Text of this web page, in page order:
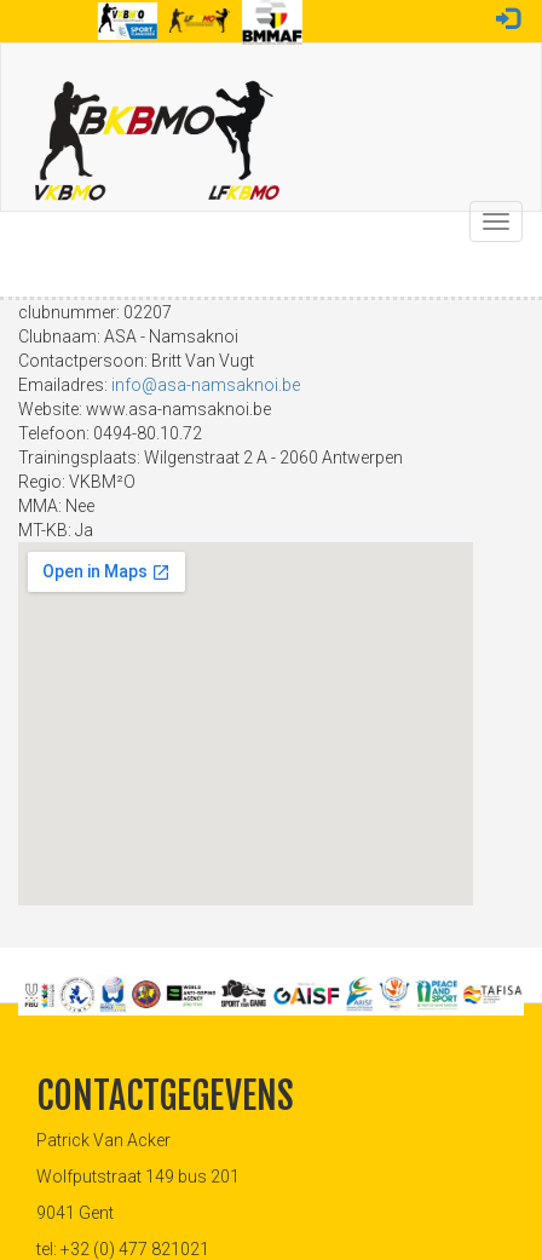
clubnummer: 02207
Clubnaam: ASA - Namsaknoi
Contactpersoon: Britt Van Vugt
Emailadres: info@asa-namsaknoi.be
Website: www.asa-namsaknoi.be
Telefoon: 0494-80.10.72
Trainingsplaats: Wilgenstraat 2 A - 2060 Antwerpen
Regio: VKBM²O
MMA: Nee
MT-KB: Ja
CONTACTGEGEVENS
Patrick Van Acker
Wolfputstraat 149 bus 201
9041 Gent
tel: +32 (0) 477 821021